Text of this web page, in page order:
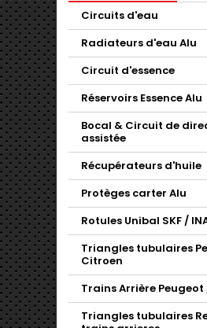
Circuits d'eau
Radiateurs d'eau Alu
Circuit d'essence
Réservoirs Essence Alu
Bocal & Circuit de
assistée
Récupérateurs d'huile
Protèges carter Alu
Rotules Unibal SKF /
Triangles tubulaires
Citroen
Trains Arrière
Triangles tubulaires